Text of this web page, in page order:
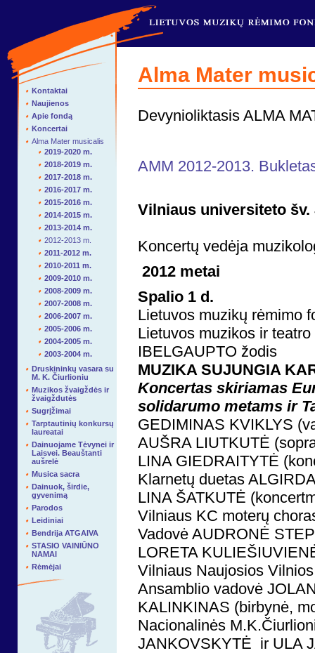
Kontaktai
Naujienos
Apie fondą
Koncertai
Alma Mater musicalis
2019-2020 m.
2018-2019 m.
2017-2018 m.
2016-2017 m.
2015-2016 m.
2014-2015 m.
2013-2014 m.
2012-2013 m.
2011-2012 m.
2010-2011 m.
2009-2010 m.
2008-2009 m.
2007-2008 m.
2006-2007 m.
2005-2006 m.
2004-2005 m.
2003-2004 m.
Druskininkų vasara su
M. K. Čiurlioniu
Muzikos žvaigždės ir
žvaigždutės
Sugrįžimai
Tarptautinių konkursų
laureatai
Dainuojame Tėvynei ir
Laisvei. Beauštanti
aušrelė
Musica sacra
Dainuok, širdie,
gyvenimą
Parodos
Leidiniai
Bendrija ATGAIVA
STASIO VAINIŪNO
NAMAI
Rėmėjai
Alma Mater
Devynioliktasis ALMA
AMM 2012-2013.
Vilniaus universiteto
Koncertų vedėja
2012 metai
Spalio 1 d.
Lietuvos muzikų rėmimo
Lietuvos muzikos ir
IBELGAUPTO žodis
MUZIKA SUJUNGIA
Koncertas skiriamas
solidarumo metams ir
GEDIMINAS KVIKLYS
AUŠRA LIUTKUTĖ
LINA GIEDRAITYTĖ
Klarnetų duetas
LINA ŠATKUTĖ
Vilniaus KC moterų
Vadovė AUDRONĖ
LORETA
Vilniaus Naujosios
Ansamblio vadovė
KALINKINAS (birbynė,
Nacionalinės
JANKOVSKYTĖ ir ULA